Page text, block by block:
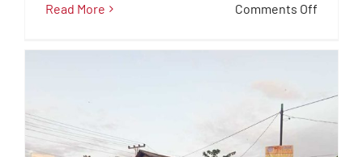
Read More Comments Off
Jakarta
Selatan